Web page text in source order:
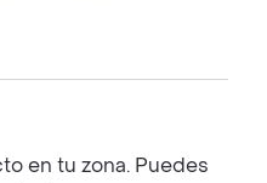
en tu zona. Puedes